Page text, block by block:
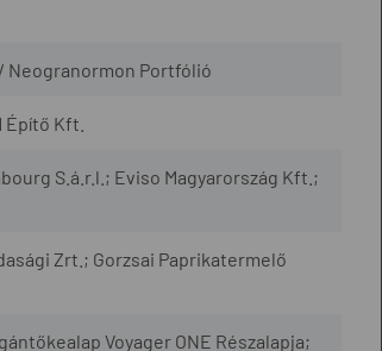
Neogranormon Portfólió
Építő Kft.
S.á.r.l.; Eviso Magyarország Kft.;
Zrt.; Gorzsai Paprikatermelő
Voyager ONE Részalapja;